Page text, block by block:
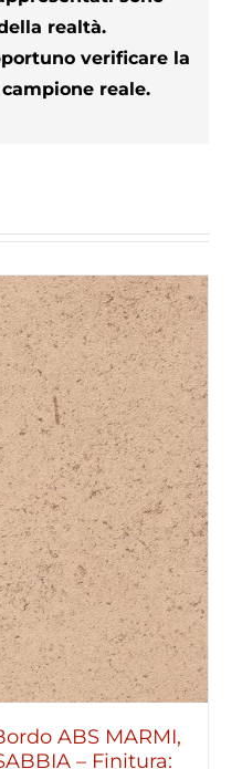
realtà.
verificare la
reale.
ABS MARMI,
– Finitura: